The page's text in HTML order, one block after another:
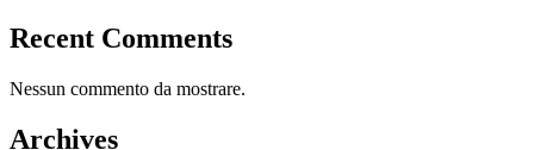
Recent Comments
Nessun commento da mostrare.
Archives